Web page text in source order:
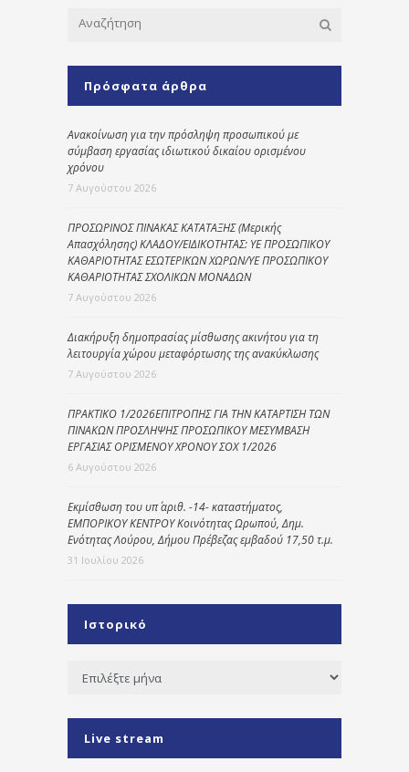
Πρόσφατα άρθρα
Ανακοίνωση για την πρόσληψη προσωπικού με
σύμβαση εργασίας ιδιωτικού δικαίου ορισμένου
χρόνου
7 Αυγούστου 2026
ΠΡΟΣΩΡΙΝΟΣ ΠΙΝΑΚΑΣ ΚΑΤΑΤΑΞΗΣ (Μερικής
Απασχόλησης) ΚΛΑΔΟΥ/ΕΙΔΙΚΟΤΗΤΑΣ: ΥΕ ΠΡΟΣΩΠΙΚΟΥ
ΚΑΘΑΡΙΟΤΗΤΑΣ ΕΣΩΤΕΡΙΚΩΝ ΧΩΡΩΝ/ΥΕ ΠΡΟΣΩΠΙΚΟΥ
ΚΑΘΑΡΙΟΤΗΤΑΣ ΣΧΟΛΙΚΩΝ ΜΟΝΑΔΩΝ
7 Αυγούστου 2026
Διακήρυξη δημοπρασίας μίσθωσης ακινήτου για τη
λειτουργία χώρου μεταφόρτωσης της ανακύκλωσης
7 Αυγούστου 2026
ΠΡΑΚΤΙΚΟ 1/2026ΕΠΙΤΡΟΠΗΣ ΓΙΑ ΤΗΝ ΚΑΤΑΡΤΙΣΗ ΤΩΝ
ΠΙΝΑΚΩΝ ΠΡΟΣΛΗΨΗΣ ΠΡΟΣΩΠΙΚΟΥ ΜΕΣΥΜΒΑΣΗ
ΕΡΓΑΣΙΑΣ ΟΡΙΣΜΕΝΟΥ ΧΡΟΝΟΥ ΣΟΧ 1/2026
6 Αυγούστου 2026
Εκμίσθωση του υπ΄ αριθ. -14- καταστήματος,
ΕΜΠΟΡΙΚΟΥ ΚΕΝΤΡΟΥ Κοινότητας Ωρωπού, Δημ.
Ενότητας Λούρου, Δήμου Πρέβεζας εμβαδού 17,50 τ.μ.
31 Ιουλίου 2026
Ιστορικό
Ιστορικό
Live stream